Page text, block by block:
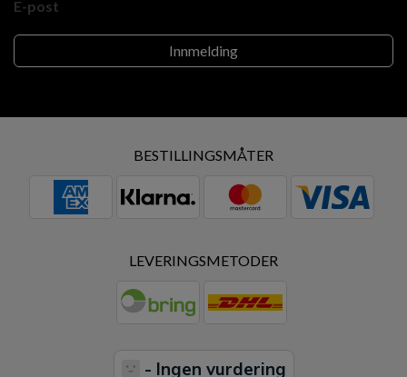
E-post
BESTILLINGSMÅTER
LEVERINGSMETODER